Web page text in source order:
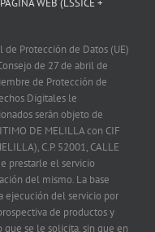
Protección de Datos (UE)
de 27 de abril de
de Protección de
Digitales le
serán objeto de
DE MELILLA con CIF
C.P. 52001, CALLE
prestarle el servicio
del mismo. La base
ejecución del servicio por
de productos y
se le solicita, sin que en